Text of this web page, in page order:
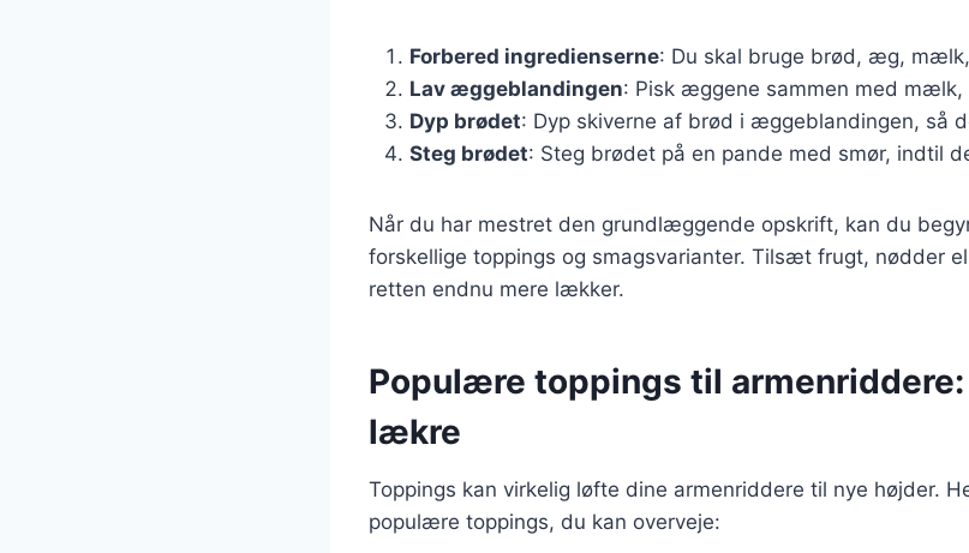
Forbered ingredienserne: Du skal bruge brød, æg,
Lav æggeblandingen: Pisk æggene sammen med mælk,
Dyp brødet: Dyp skiverne af brød i æggeblandingen, så
Steg brødet: Steg brødet på en pande med smør, indtil
Når du har mestret den grundlæggende opskrift, kan du
forskellige toppings og smagsvarianter. Tilsæt frugt, nødder
retten endnu mere lækker.
Populære toppings til armenriddere:
lækre
Toppings kan virkelig løfte dine armenriddere til nye højder.
populære toppings, du kan overveje: